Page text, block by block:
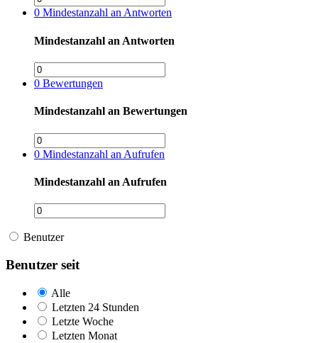
0 Mindestanzahl an Antworten
Mindestanzahl an Antworten
0 Bewertungen
Mindestanzahl an Bewertungen
0 Mindestanzahl an Aufrufen
Mindestanzahl an Aufrufen
Benutzer
Benutzer seit
Alle
Letzten 24 Stunden
Letzte Woche
Letzten Monat